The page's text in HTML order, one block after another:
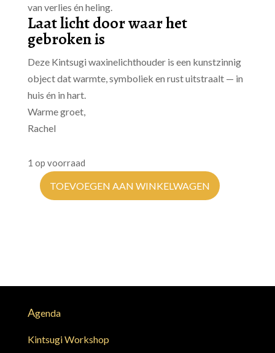
van verlies én heling.
Laat licht door waar het
gebroken is
Deze Kintsugi waxinelichthouder is een kunstzinnig
object dat warmte, symboliek en rust uitstraalt — in
huis én in hart.
Warme groet,
Rachel
1 op voorraad
Kintsugi
TOEVOEGEN AAN WINKELWAGEN
Agenda
Kintsugi Workshop